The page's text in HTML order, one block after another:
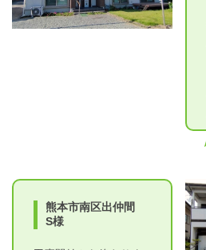
熊本市南区出仲間
S様